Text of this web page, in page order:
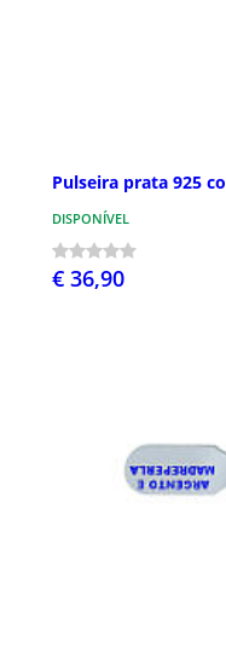
Pulseira prata 925
DISPONÍVEL
€ 36,90